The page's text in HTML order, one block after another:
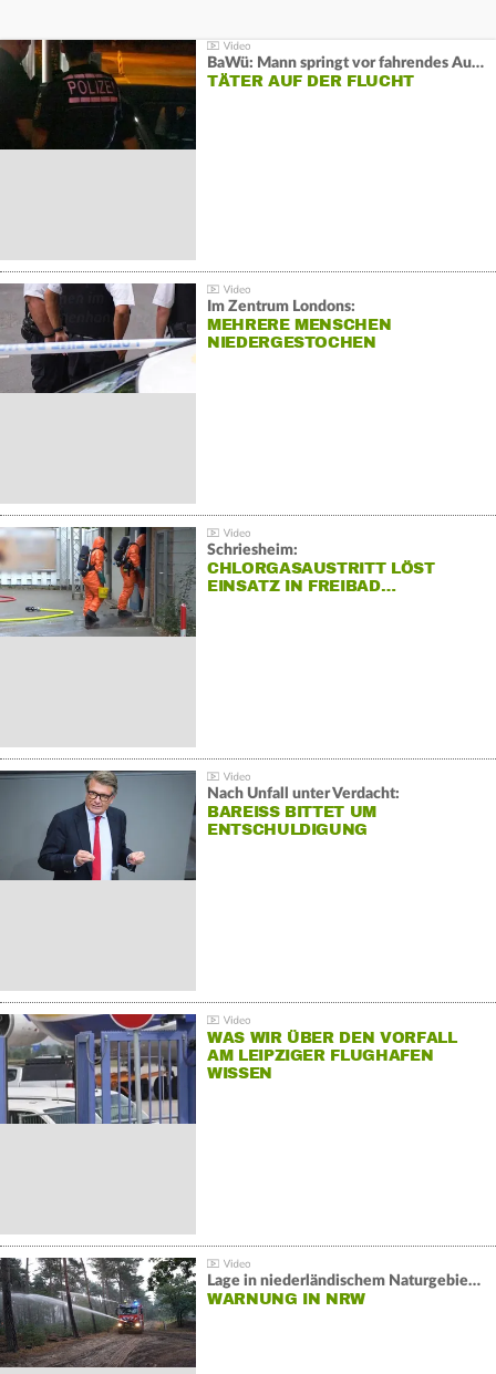
BaWü: Mann springt vor fahrendes Auto und schießt
TÄTER AUF DER FLUCHT
Im Zentrum Londons:
MEHRERE MENSCHEN
NIEDERGESTOCHEN
Schriesheim:
CHLORGASAUSTRITT LÖST
EINSATZ IN FREIBAD…
Nach Unfall unter Verdacht:
BAREISS BITTET UM E
NTSCHULDIGUNG
WAS WIR ÜBER DEN VORFALL
AM LEIPZIGER FLUGHAFEN
WISSEN
Lage in niederländischem Naturgebiet stabil
WARNUNG IN NRW